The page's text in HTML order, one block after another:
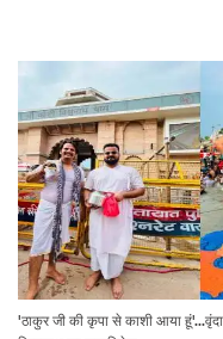
'ठाकुर जी की कृपा से काशी आया